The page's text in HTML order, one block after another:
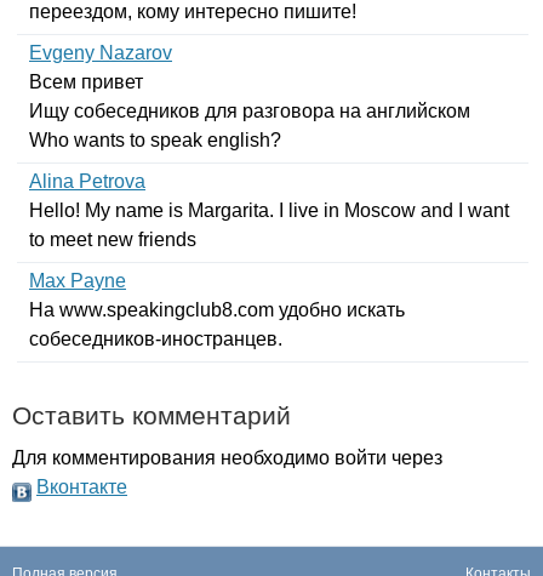
переездом, кому интересно пишите!
Evgeny Nazarov
Всем привет
Ищу собеседников для разговора на английском
Who wants to speak english?
Alina Petrova
Hello! My name is Margarita. live in Moscow and
want
to meet new friends
Max Payne
На www.speakingclub8.com удобно искать
собеседников-иностранцев.
Оставить комментарий
Для комментирования необходимо войти через
Вконтакте